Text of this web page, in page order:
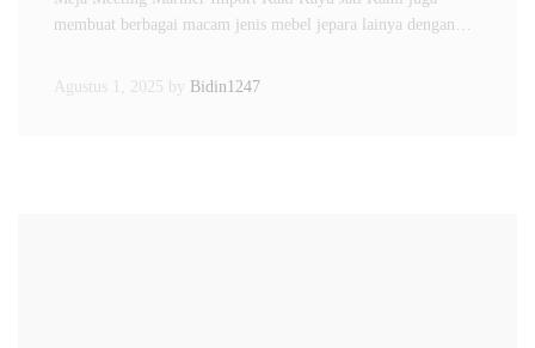
membuat berbagai macam jenis mebel jepara lainya dengan…
Agustus 1, 2025 by Bidin1247